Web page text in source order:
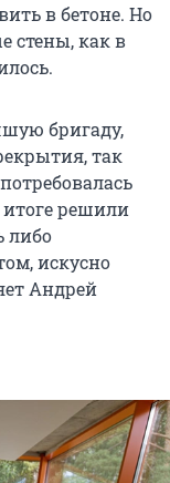
в бетоне. Но
стены, как в
бригаду,
так
решили
либо
искусно
Андрей